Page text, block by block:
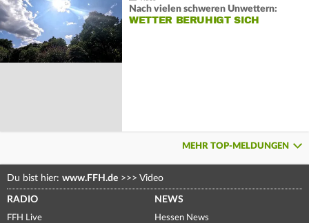
Nach vielen schweren Unwettern:
WETTER BERUHIGT SICH
MEHR TOP-MELDUNGEN
Du bist hier: www.FFH.de >>> Video
RADIO
FFH Live
NEWS
Hessen News